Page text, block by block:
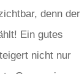
denn der
Ein gutes
nicht nur